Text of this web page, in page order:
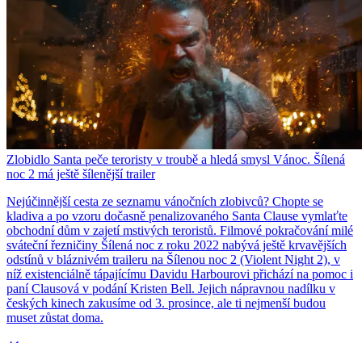
Zlobidlo Santa peče teroristy v troubě a hledá smysl Vánoc. Šílená
noc 2 má ještě šílenější trailer
Nejúčinnější cesta ze seznamu vánočních zlobivců? Chopte se
kladiva a po vzoru dočasně penalizovaného Santa Clause vymlaťte
obchodní dům v zajetí mstivých teroristů. Filmové pokračování milé
sváteční řezničiny Šílená noc z roku 2022 nabývá ještě krvavějších
odstínů v bláznivém traileru na Šílenou noc 2 (Violent Night 2), v
níž existenciálně tápajícímu Davidu Harbourovi přichází na pomoc i
paní Clausová v podání Kristen Bell. Jejich nápravnou nadílku v
českých kinech zakusíme od 3. prosince, ale ti nejmenší budou
muset zůstat doma.